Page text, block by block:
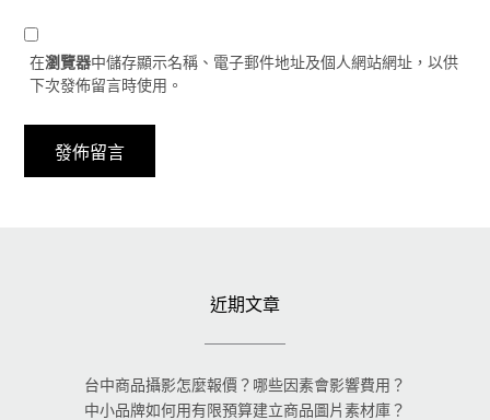
在瀏覽器中儲存顯示名稱、電子郵件地址及個人網站網址，以供
下次發佈留言時使用。
近期文章
台中商品攝影怎麼報價？哪些因素會影響費用？
中小品牌如何用有限預算建立商品圖片素材庫？